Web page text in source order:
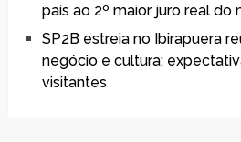
país ao 2º maior juro real do
SP2B estreia no Ibirapuera
negócio e cultura;
visitantes